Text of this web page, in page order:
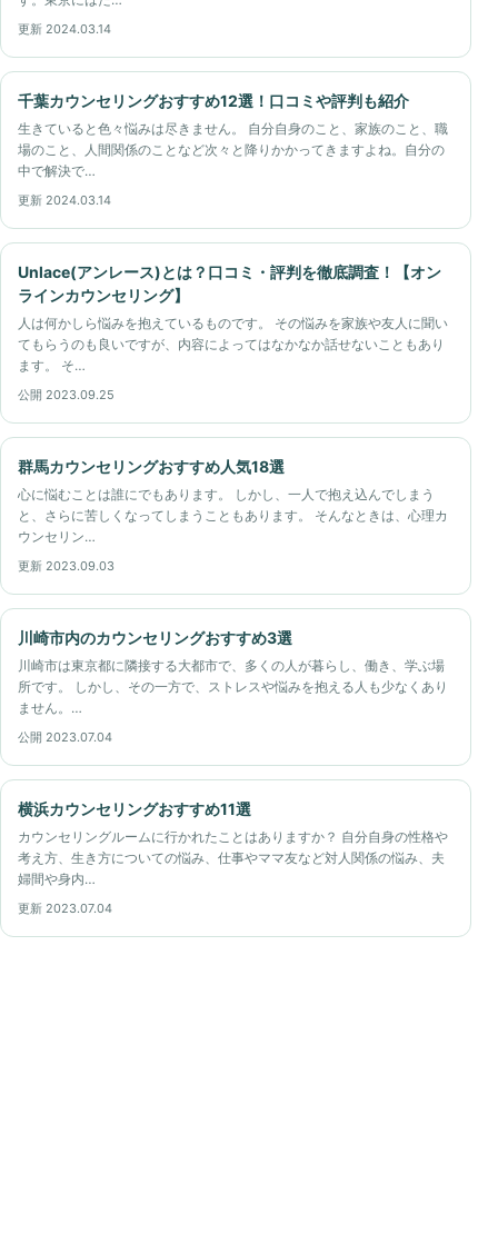
更新 2024.03.14
千葉カウンセリングおすすめ12選！口コミや評判も紹介
生きていると色々悩みは尽きません。 自分自身のこと、家族のこと、職
場のこと、人間関係のことなど次々と降りかかってきますよね。自分の
中で解決で…
更新 2024.03.14
Unlace(アンレース)とは？口コミ・評判を徹底調査！【オン
ラインカウンセリング】
人は何かしら悩みを抱えているものです。 その悩みを家族や友人に聞い
てもらうのも良いですが、内容によってはなかなか話せないこともあり
ます。 そ…
公開 2023.09.25
群馬カウンセリングおすすめ人気18選
心に悩むことは誰にでもあります。 しかし、一人で抱え込んでしまう
と、さらに苦しくなってしまうこともあります。 そんなときは、心理カ
ウンセリン…
更新 2023.09.03
川崎市内のカウンセリングおすすめ3選
川崎市は東京都に隣接する大都市で、多くの人が暮らし、働き、学ぶ場
所です。 しかし、その一方で、ストレスや悩みを抱える人も少なくあり
ません。…
公開 2023.07.04
横浜カウンセリングおすすめ11選
カウンセリングルームに行かれたことはありますか？ 自分自身の性格や
考え方、生き方についての悩み、仕事やママ友など対人関係の悩み、夫
婦間や身内…
更新 2023.07.04